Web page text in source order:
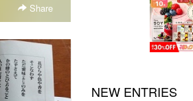
Share
NEW ENTRIES